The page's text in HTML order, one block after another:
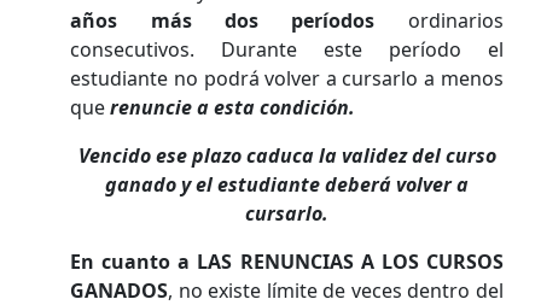
años más dos períodos ordinarios
consecutivos. Durante este período el
estudiante no podrá volver a cursarlo a menos
querenuncie a esta condición.
Vencido ese plazo caduca la validez del curso
ganado y el estudiante deberá volver a
cursarlo.
En cuanto a LAS RENUNCIAS A LOS CURSOS
GANADOS, no existe límite de veces dentro del